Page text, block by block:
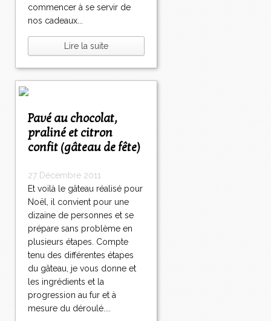
commencer à se servir de
nos cadeaux...
Lire la suite
Pavé au chocolat,
praliné et citron
confit (gâteau de fête)
27 Décembre 2011
Et voilà le gâteau réalisé pour
Noël, il convient pour une
dizaine de personnes et se
prépare sans problème en
plusieurs étapes. Compte
tenu des différentes étapes
du gâteau, je vous donne et
les ingrédients et la
progression au fur et à
mesure du déroulé....